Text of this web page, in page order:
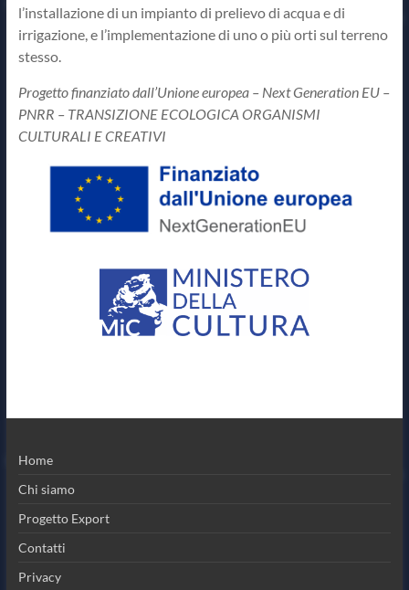
l’installazione di un impianto di prelievo di acqua e di
irrigazione, e l’implementazione di uno o più orti sul terreno
stesso.
Progetto finanziato dall’Unione europea – Next Generation EU –
PNRR – TRANSIZIONE ECOLOGICA ORGANISMI
CULTURALI E CREATIVI
Home
Chi siamo
Progetto Export
Contatti
Privacy